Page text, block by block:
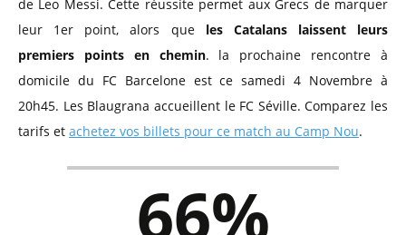
de Leo Messi. Cette réussite permet aux Grecs de marquer
leur 1er point, alors que les Catalans laissent leurs
premiers points en chemin. la prochaine rencontre à
domicile du FC Barcelone est ce samedi 4 Novembre à
20h45. Les Blaugrana accueillent le FC Séville. Comparez les
tarifs et achetez vos billets pour ce match au Camp Nou.
66%